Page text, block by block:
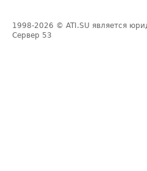
1998-2026 © ATI.SU является
Сервер 53